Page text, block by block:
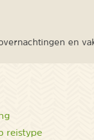
en
reistype